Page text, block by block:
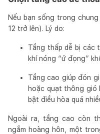
Nếu bạn sống trong
12 trở lên). Lý do:
Tầng thấp dễ bị các
khí nóng “ứ đọng”
Tầng cao giúp đón
hoặc quạt thông gió
bật điều hòa quá
Ngoài ra, tầng cao còn
ngắm hoàng hôn, một